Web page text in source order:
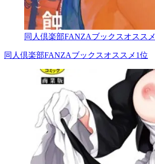
同人倶楽部FANZAブックスオススメ
同人倶楽部FANZAブックスオススメ1位